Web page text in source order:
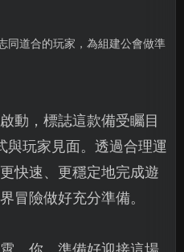
同道合的玩家，為組建公會做準
動，標誌這款備受矚目
與玩家見面。透過合理運
快速、更穩定地完成遊
冒險做好充分準備。